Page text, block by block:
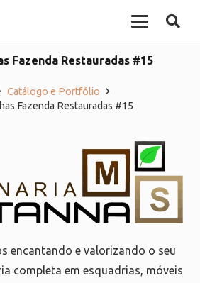
Fazenda Restauradas #15
Catálogo e Portfólio
Fazenda Restauradas #15
encantando e valorizando o seu
completa em esquadrias, móveis